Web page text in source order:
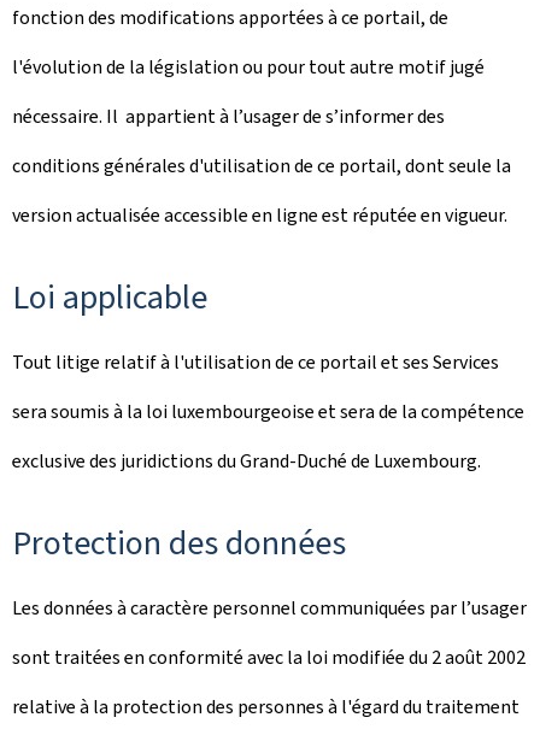
fonction des modifications apportées à ce portail, de
l'évolution de la législation ou pour tout autre motif jugé
nécessaire. Il appartient à l’usager de s’informer des
conditions générales d'utilisation de ce portail, dont seule la
version actualisée accessible en ligne est réputée en vigueur.
Loi applicable
Tout litige relatif à l'utilisation de ce portail et ses Services
sera soumis à la loi luxembourgeoise et sera de la compétence
exclusive des juridictions du Grand-Duché de Luxembourg.
Protection des données
Les données à caractère personnel communiquées par l’usager
sont traitées en conformité avec la loi modifiée du 2 août 2002
relative à la protection des personnes à l'égard du traitement